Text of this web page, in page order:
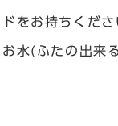
をお持ちくださ
水(ふたの出来